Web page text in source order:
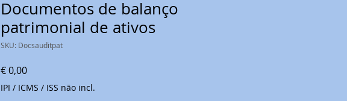
Documentos de balanço
patrimonial de ativos
SKU: Docsauditpat
€ 0,00Preço
IPI / ICMS / ISS não incl.